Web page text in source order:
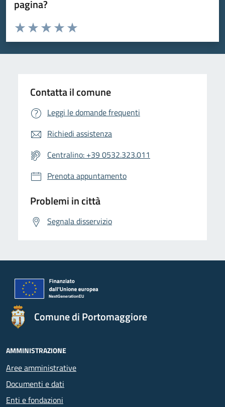
pagina?
Valuta da 1 a 5 stelle la pagina
Valuta 5 stelle su 5
Valuta 4 stelle su 5
Valuta 3 stelle su 5
Valuta 2 stelle su 5
Valuta 1 stelle su 5
Contatta il comune
Leggi le domande frequenti
Richiedi assistenza
Centralino: +39 0532.323.011
Prenota appuntamento
Problemi in città
Segnala disservizio
Comune di Portomaggiore
AMMINISTRAZIONE
Aree amministrative
Documenti e dati
Enti e fondazioni